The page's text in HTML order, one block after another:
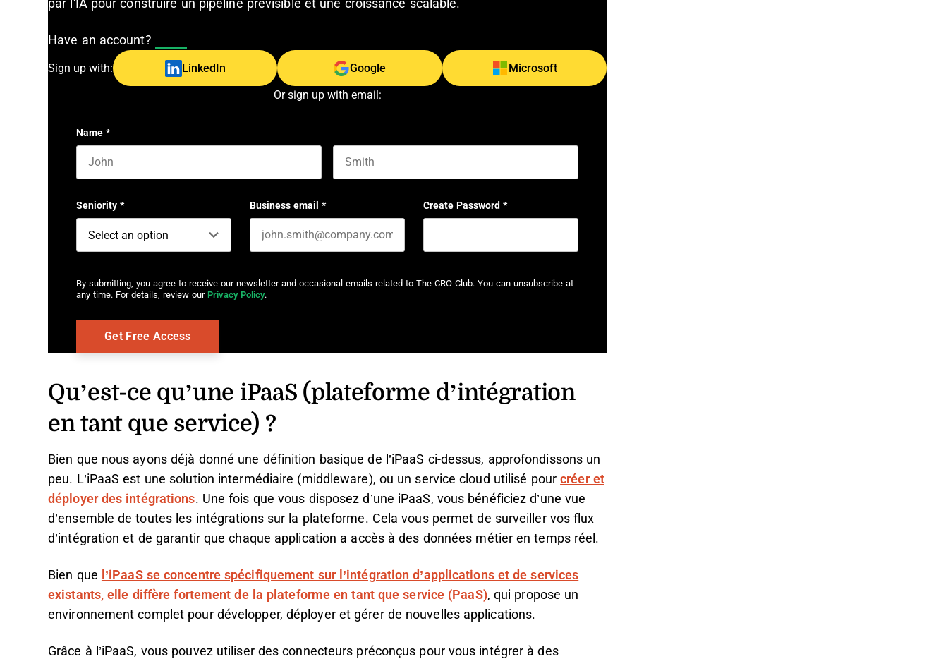
par l'IA pour construire un pipeline prévisible et une croissance scalable.
Have an account?
Sign up with: LinkedIn Google Microsoft
Or sign up with email:
Name *
Seniority * Business email * Create Password *
By submitting, you agree to receive our newsletter and occasional emails related to The CRO Club. You can unsubscribe at
any time. For details, review our Privacy Policy.
Qu’est-ce qu’une iPaaS (plateforme d’intégration
en tant que service) ?
Bien que nous ayons déjà donné une définition basique de l’iPaaS ci-dessus, approfondissons un
peu. L’iPaaS est une solution intermédiaire (middleware), ou un service cloud utilisé pourcréer et
déployer des intégrations. Une fois que vous disposez d’une iPaaS, vous bénéficiez d’une vue
d’ensemble de toutes les intégrations sur la plateforme. Cela vous permet de surveiller vos flux
d’intégration et de garantir que chaque application a accès à des données métier en temps réel.
Bien que l’iPaaS se concentre spécifiquement sur l’intégration d’applications et de services
existants, elle diffère fortement de la plateforme en tant que service (PaaS), qui propose un
environnement complet pour développer, déployer et gérer de nouvelles applications.
Grâce à l’iPaaS, vous pouvez utiliser des connecteurs préconçus pour vous intégrer à des